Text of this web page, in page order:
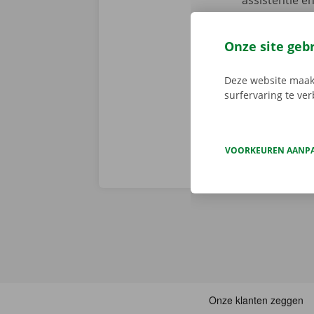
fout heeft.
persoonlijke
Onze site
Deze website
surfervaring te
VOORKEUREN